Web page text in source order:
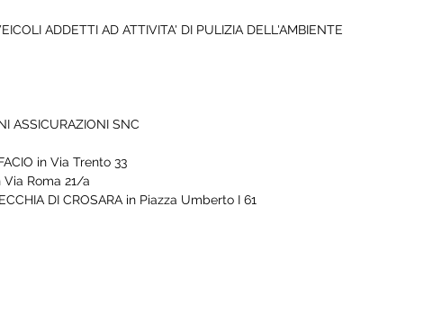
ADDETTI AD ATTIVITA' DI PULIZIA DELL'AMBIENTE
ASSICURAZIONI SNC
in Via Trento 33
Via Roma 21/a
DI CROSARA in Piazza Umberto I 61